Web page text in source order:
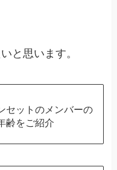
と思います。
セットのメンバーの
齢をご紹介